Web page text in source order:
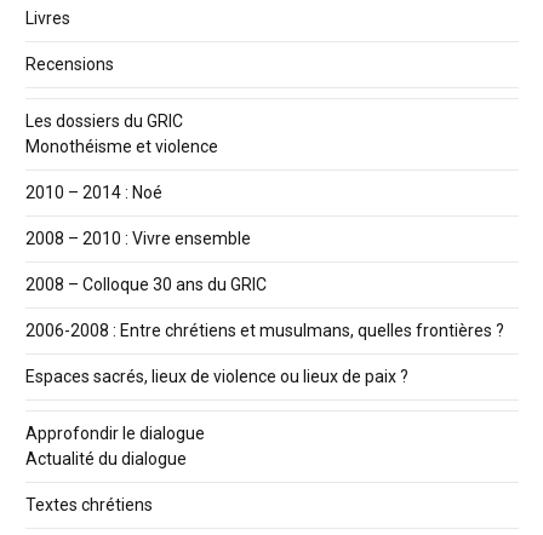
Livres
Recensions
Les dossiers du GRIC
Monothéisme et violence
2010 – 2014 : Noé
2008 – 2010 : Vivre ensemble
2008 – Colloque 30 ans du GRIC
2006-2008 : Entre chrétiens et musulmans, quelles frontières ?
Espaces sacrés, lieux de violence ou lieux de paix ?
Approfondir le dialogue
Actualité du dialogue
Textes chrétiens